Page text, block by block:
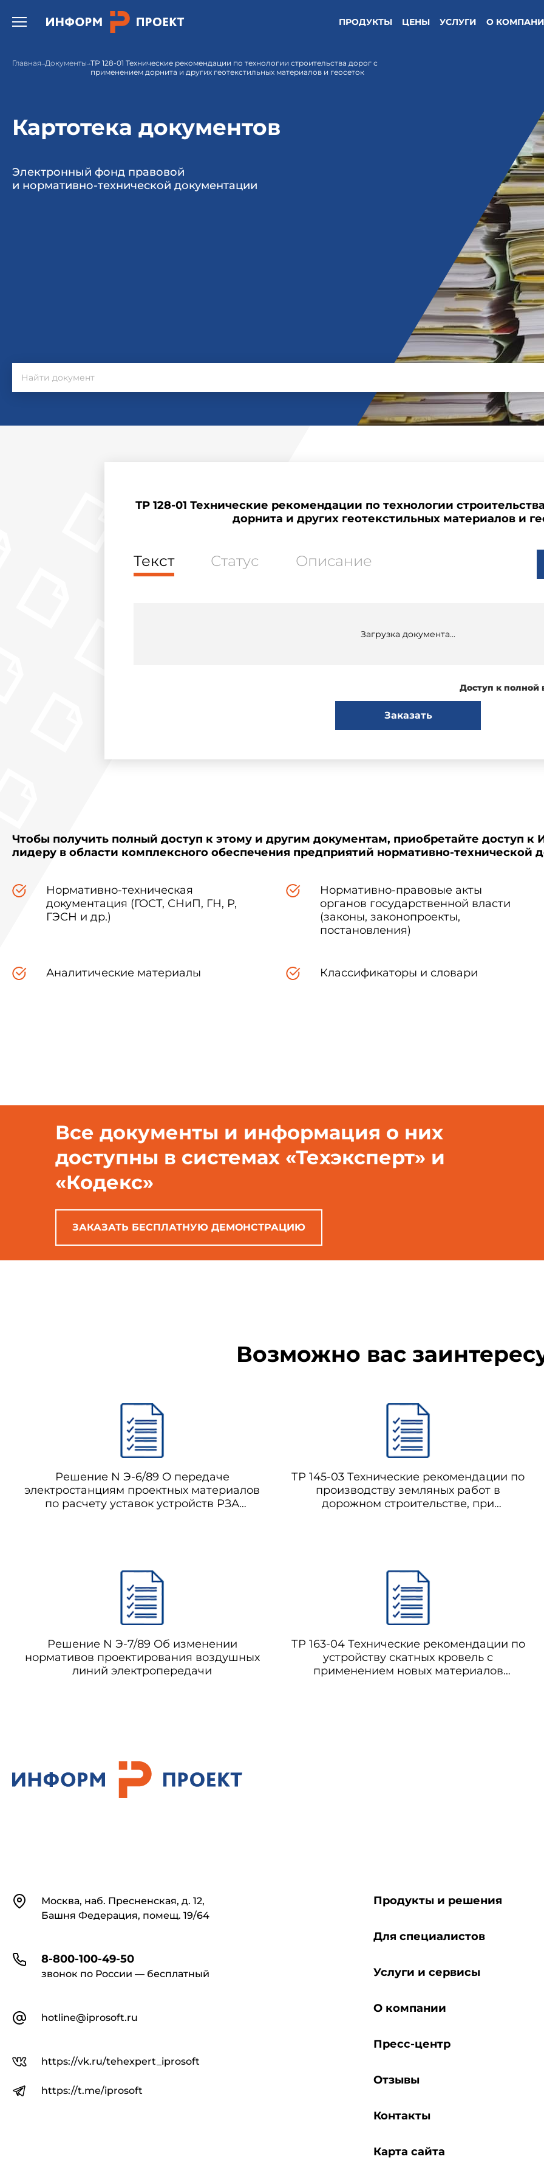
Открыть бургер меню. ПРОДУКТЫ ЦЕНЫ УСЛУГИ О
Главная Документы ТР 128-01 Технические рекомендации по технологии строительства дорог с
применением дорнита и других геотекстильных материалов и геосеток
Картотека документов
Электронный фонд правовой
и нормативно-технической документации
ТР 128-01 Технические рекомендации по технологии
дорнита и других геотекстильных материалов и
Текст Статус Описание
Загрузка документа...
Доступ к полной
Заказать
Чтобы получить полный доступ к этому и другим документам, приобретайте доступ к
лидеру в области комплексного обеспечения предприятий нормативно-технической
Нормативно-техническая
документация (ГОСТ, СНиП, ГН, Р,
ГЭСН и др.)
Нормативно-правовые акты
органов государственной власти
(законы, законопроекты,
постановления)
Аналитические материалы Классификаторы и словари
Все документы и информация о них
доступны в системах «Техэксперт» и
«Кодекс»
ЗАКАЗАТЬ БЕСПЛАТНУЮ ДЕМОНСТРАЦИЮ
Возможно вас
Решение N Э-6/89 О передаче
электростанциям проектных материалов
по расчету уставок устройств РЗА
ТР 145-03 Технические рекомендации по
производству земляных работ в
дорожном строительстве, при
Решение N Э-7/89 Об изменении
нормативов проектирования воздушных
линий электропередачи
ТР 163-04 Технические рекомендации по
устройству скатных кровель с
применением новых материалов
КонтактыМосква, наб. Пресненская, д. 12,
Башня Федерация, помещ. 19/64
8-800-100-49-50
звонок по России — бесплатный
hotline@iprosoft.ru
https://vk.ru/tehexpert_iprosoft
https://t.me/iprosoft
Продукты и решения
Для специалистов
Услуги и сервисы
О компании
Пресс-центр
Отзывы
Контакты
Карта сайта